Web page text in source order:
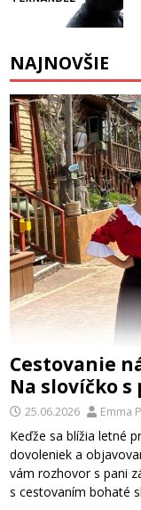
NAJNOVŠIE
Cestovanie
Na slovíčko
25.06.2026 Emma
Keďže sa blížia letné
dovoleniek a
vám rozhovor s pani
s cestovaním bohaté